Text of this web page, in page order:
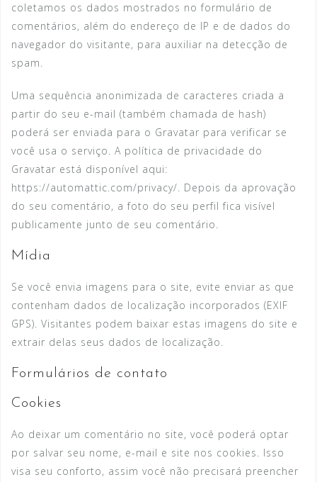
coletamos os dados mostrados no formulário de
comentários, além do endereço de IP e de dados do
navegador do visitante, para auxiliar na detecção de
spam.
Uma sequência anonimizada de caracteres criada a
partir do seu e-mail (também chamada de hash)
poderá ser enviada para o Gravatar para verificar se
você usa o serviço. A política de privacidade do
Gravatar está disponível aqui:
https://automattic.com/privacy/. Depois da aprovação
do seu comentário, a foto do seu perfil fica visível
publicamente junto de seu comentário.
Mídia
Se você envia imagens para o site, evite enviar as que
contenham dados de localização incorporados (EXIF
GPS). Visitantes podem baixar estas imagens do site e
extrair delas seus dados de localização.
Formulários de contato
Cookies
Ao deixar um comentário no site, você poderá optar
por salvar seu nome, e-mail e site nos cookies. Isso
visa seu conforto, assim você não precisará preencher